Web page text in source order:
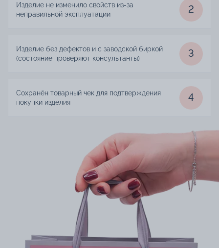
Изделие не изменило свойств из-за
неправильной эксплуатации
2
Изделие без дефектов и с заводской биркой
(состояние проверяют консультанты)
3
Сохранён товарный чек для подтверждения
покупки изделия
4